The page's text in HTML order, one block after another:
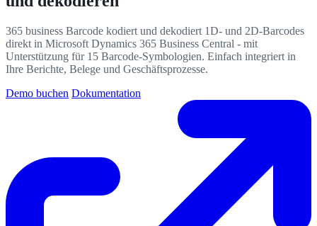
365 business Barcode kodiert und dekodiert 1D- und 2D-Barcodes
direkt in Microsoft Dynamics 365 Business Central - mit
Unterstützung für 15 Barcode-Symbologien. Einfach integriert in
Ihre Berichte, Belege und Geschäftsprozesse.
Demo buchen Dokumentation